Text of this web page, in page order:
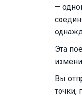
—
Эта
Вы
точки,